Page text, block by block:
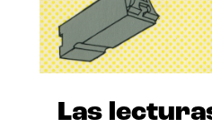
Las